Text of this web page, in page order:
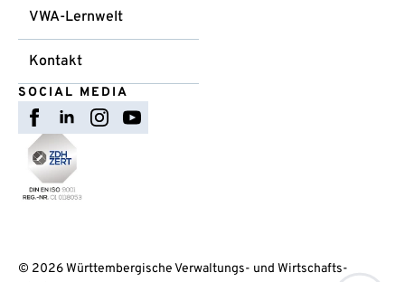
VWA-Lernwelt
Kontakt
SOCIAL MEDIA
© 2026 Württembergische Verwaltungs- und Wirtschafts-